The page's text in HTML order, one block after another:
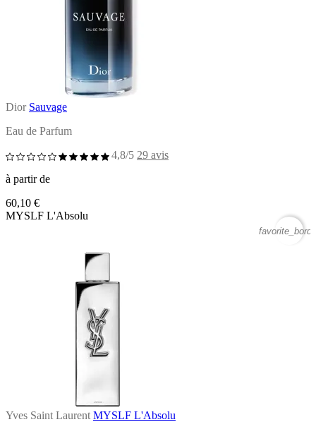
Dior Sauvage
Eau de Parfum
4,8/5 29 avis
à partir de
60,10 €
MYSLF L'Absolu
Yves Saint Laurent MYSLF L'Absolu